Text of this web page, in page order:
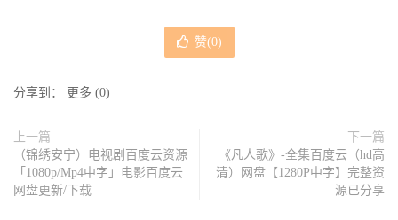
赞(0)
分享到： 更多 (0)
上一篇
（锦绣安宁）电视剧百度云资源
「1080p/Mp4中字」电影百度云
网盘更新/下载
下一篇
《凡人歌》-全集百度云（hd高
清）网盘【1280P中字】完整资
源已分享